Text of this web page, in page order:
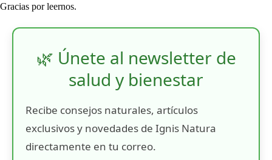
Gracias por leernos.
🌿 Únete al newsletter de
salud y bienestar
Recibe consejos naturales, artículos
exclusivos y novedades de Ignis Natura
directamente en tu correo.